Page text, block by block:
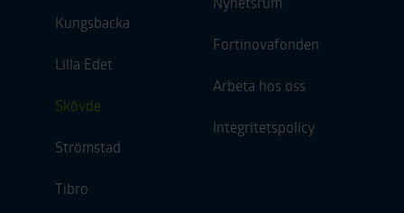
Kungsbacka
Lilla Edet
Skövde
Strömstad
Tibro
Fortinovafonden
Arbeta hos oss
Integritetspolicy